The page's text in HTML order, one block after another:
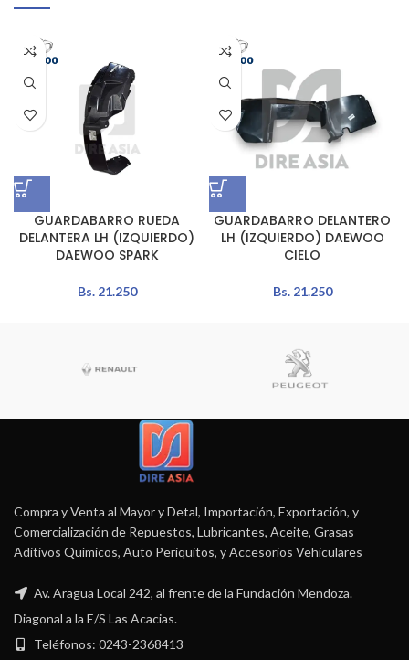
GUARDABARRO RUEDA
DELANTERA LH (IZQUIERDO)
DAEWOO SPARK
Bs.21.250
GUARDABARRO DELANTERO
LH (IZQUIERDO) DAEWOO
CIELO
Bs.21.250
Compra y Venta al Mayor y Detal, Importación, Exportación, y
Comercialización de Repuestos, Lubricantes, Aceite, Grasas
Aditivos Químicos, Auto Periquitos, y Accesorios Vehiculares
Av. Aragua Local 242, al frente de la Fundación Mendoza.
Diagonal a la E/S Las Acacias.
Teléfonos: 0243-2368413